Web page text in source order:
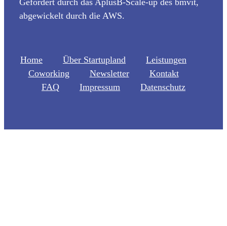
Gefördert durch das AplusB-Scale-up des bmvit,
abgewickelt durch die AWS.
Home Über Startupland
Leistungen
Coworking
Newsletter
Kontakt
FAQ
Impressum Datenschutz